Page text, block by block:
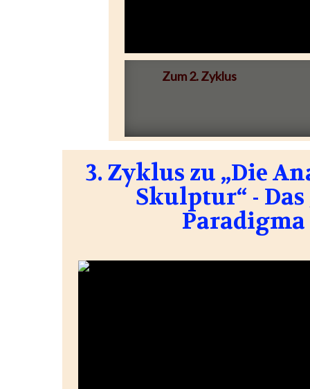
Zum 2. Zyklus
3. Zyklus zu „Die
Skulptur“ - Das
Paradigma